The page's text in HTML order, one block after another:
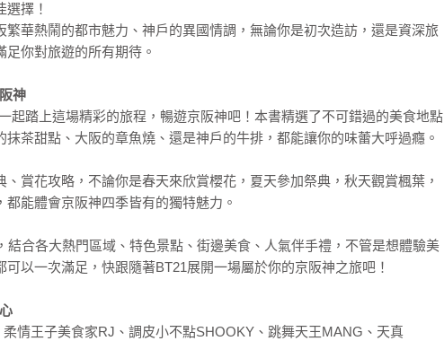
擇！
繁華熱鬧的都市魅力、神戶的異國情調，無論你是初次造訪，還是資深旅
你對旅遊的所有期待。
神
起踏上這場精彩的旅程，暢遊京阪神吧！本書精選了不可錯過的美食地點
茶甜點、大阪的章魚燒、還是神戶的牛排，都能讓你的味蕾大呼過癮。
賞花攻略，不論你是春天來欣賞櫻花，夏天參加祭典，秋天觀賞楓葉，
能體會京阪神四季皆有的獨特魅力。
結合各大熱門區域、特色景點、街邊美食、人氣伴手禮，不管是想體驗美
以一次滿足，快跟隨著BT21展開一場屬於你的京阪神之旅吧！
情王子美食家RJ、調皮小不點SHOOKY、跳舞天王MANG、天真